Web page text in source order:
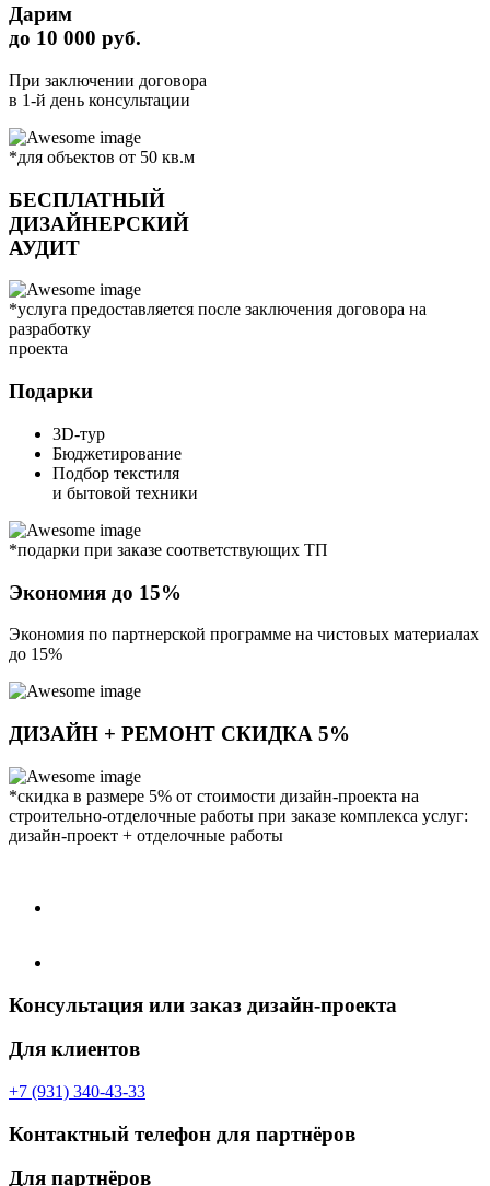
Дарим
до 10 000 руб.
При заключении договора
в 1-й день консультации
*для объектов от 50 кв.м
БЕСПЛАТНЫЙ
ДИЗАЙНЕРСКИЙ
АУДИТ
*услуга предоставляется после заключения договора на
разработку
проекта
Подарки
3D-тур
Бюджетирование
Подбор текстиля
и бытовой техники
*подарки при заказе соответствующих ТП
Экономия до 15%
Экономия по партнерской программе на чистовых материалах
до 15%
ДИЗАЙН + РЕМОНТ СКИДКА 5%
*скидка в размере 5% от стоимости дизайн-проекта на
строительно-отделочные работы при заказе комплекса услуг:
дизайн-проект + отделочные работы
Консультация или заказ дизайн-проекта
Для клиентов
+7 (931) 340-43-33
Контактный телефон для партнёров
Для партнёров